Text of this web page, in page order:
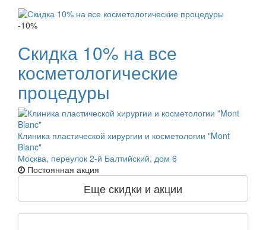
-10%
Скидка 10% на все
косметологические
процедуры
Клиника пластической хирургии и косметологии "Mont
Blanc"
Москва, переулок 2-й Балтийский, дом 6
Постоянная акция
Еще скидки и акции